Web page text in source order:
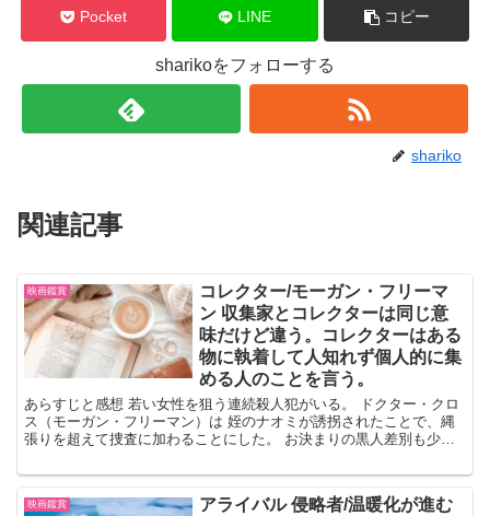
Pocket LINE コピー
sharikoをフォローする
shariko
関連記事
映画鑑賞
コレクター/モーガン・フリーマ
ン 収集家とコレクターは同じ意
味だけど違う。コレクターはある
物に執着して人知れず個人的に集
める人のことを言う。
あらすじと感想 若い女性を狙う連続殺人犯がいる。 ドクター・クロ
ス（モーガン・フリーマン）は 姪のナオミが誘拐されたことで、縄
張りを超えて捜査に加わることにした。 お決まりの黒人差別も少し
映画鑑賞
アライバル 侵略者/温暖化が進む